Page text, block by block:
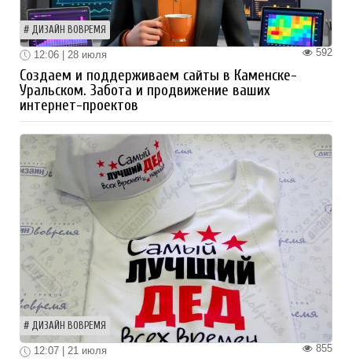
ДИЗАЙН ВОВРЕМЯ
592
12:06 | 28 июля
Создаем и поддерживаем сайты в Каменске-
Уральском. Забота и продвижение ваших
интернет-проектов
ДИЗАЙН ВОВРЕМЯ
855
12:07 | 21 июля